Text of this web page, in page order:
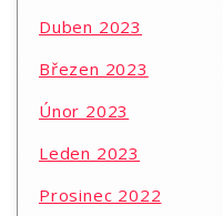
Duben 2023
Březen 2023
Únor 2023
Leden 2023
Prosinec 2022